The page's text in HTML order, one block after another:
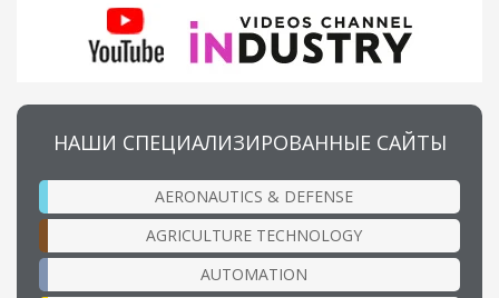
НАШИ СПЕЦИАЛИЗИРОВАННЫЕ САЙТЫ
AERONAUTICS & DEFENSE
AGRICULTURE TECHNOLOGY
AUTOMATION